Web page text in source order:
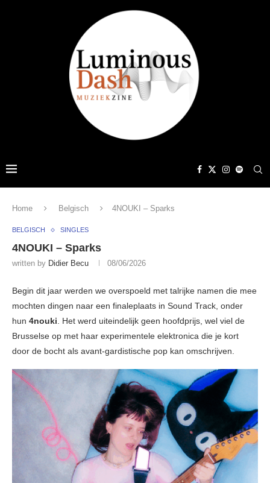
Home Belgisch 4NOUKI – Sparks
BELGISCH SINGLES
4NOUKI – Sparks
written by Didier Becu 08/06/2026
Begin dit jaar werden we overspoeld met talrijke namen die mee
mochten dingen naar een finaleplaats in Sound Track, onder
hun 4nouki. Het werd uiteindelijk geen hoofdprijs, wel viel de
Brusselse op met haar experimentele elektronica die je kort
door de bocht als avant-gardistische pop kan omschrijven.